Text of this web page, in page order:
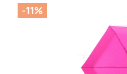
-11%